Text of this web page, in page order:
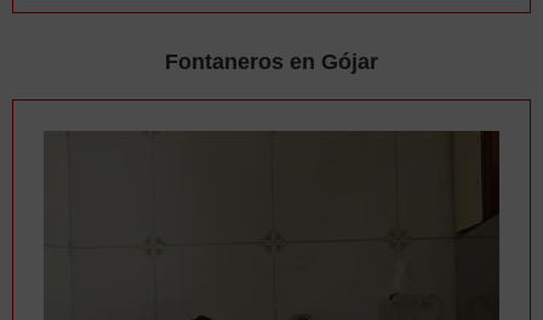
Fontaneros en Gójar